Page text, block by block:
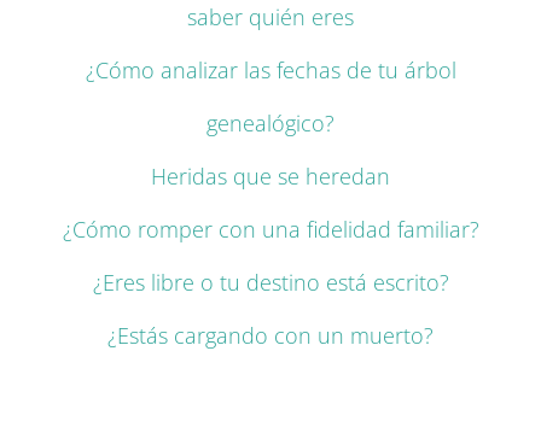
saber quién eres
¿Cómo analizar las fechas de tu árbol
genealógico?
Heridas que se heredan
¿Cómo romper con una fidelidad familiar?
¿Eres libre o tu destino está escrito?
¿Estás cargando con un muerto?